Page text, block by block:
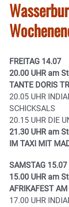
FREITAG 14.07
20.00 UHR am
TANTE DORIS
20.05 UHR
SCHICKSALS
20.15 UHR DIE
21.30 UHR am
IM TAXI MIT
SAMSTAG 15.07
15.00 UHR am
AFRIKAFEST
17.00 UHR